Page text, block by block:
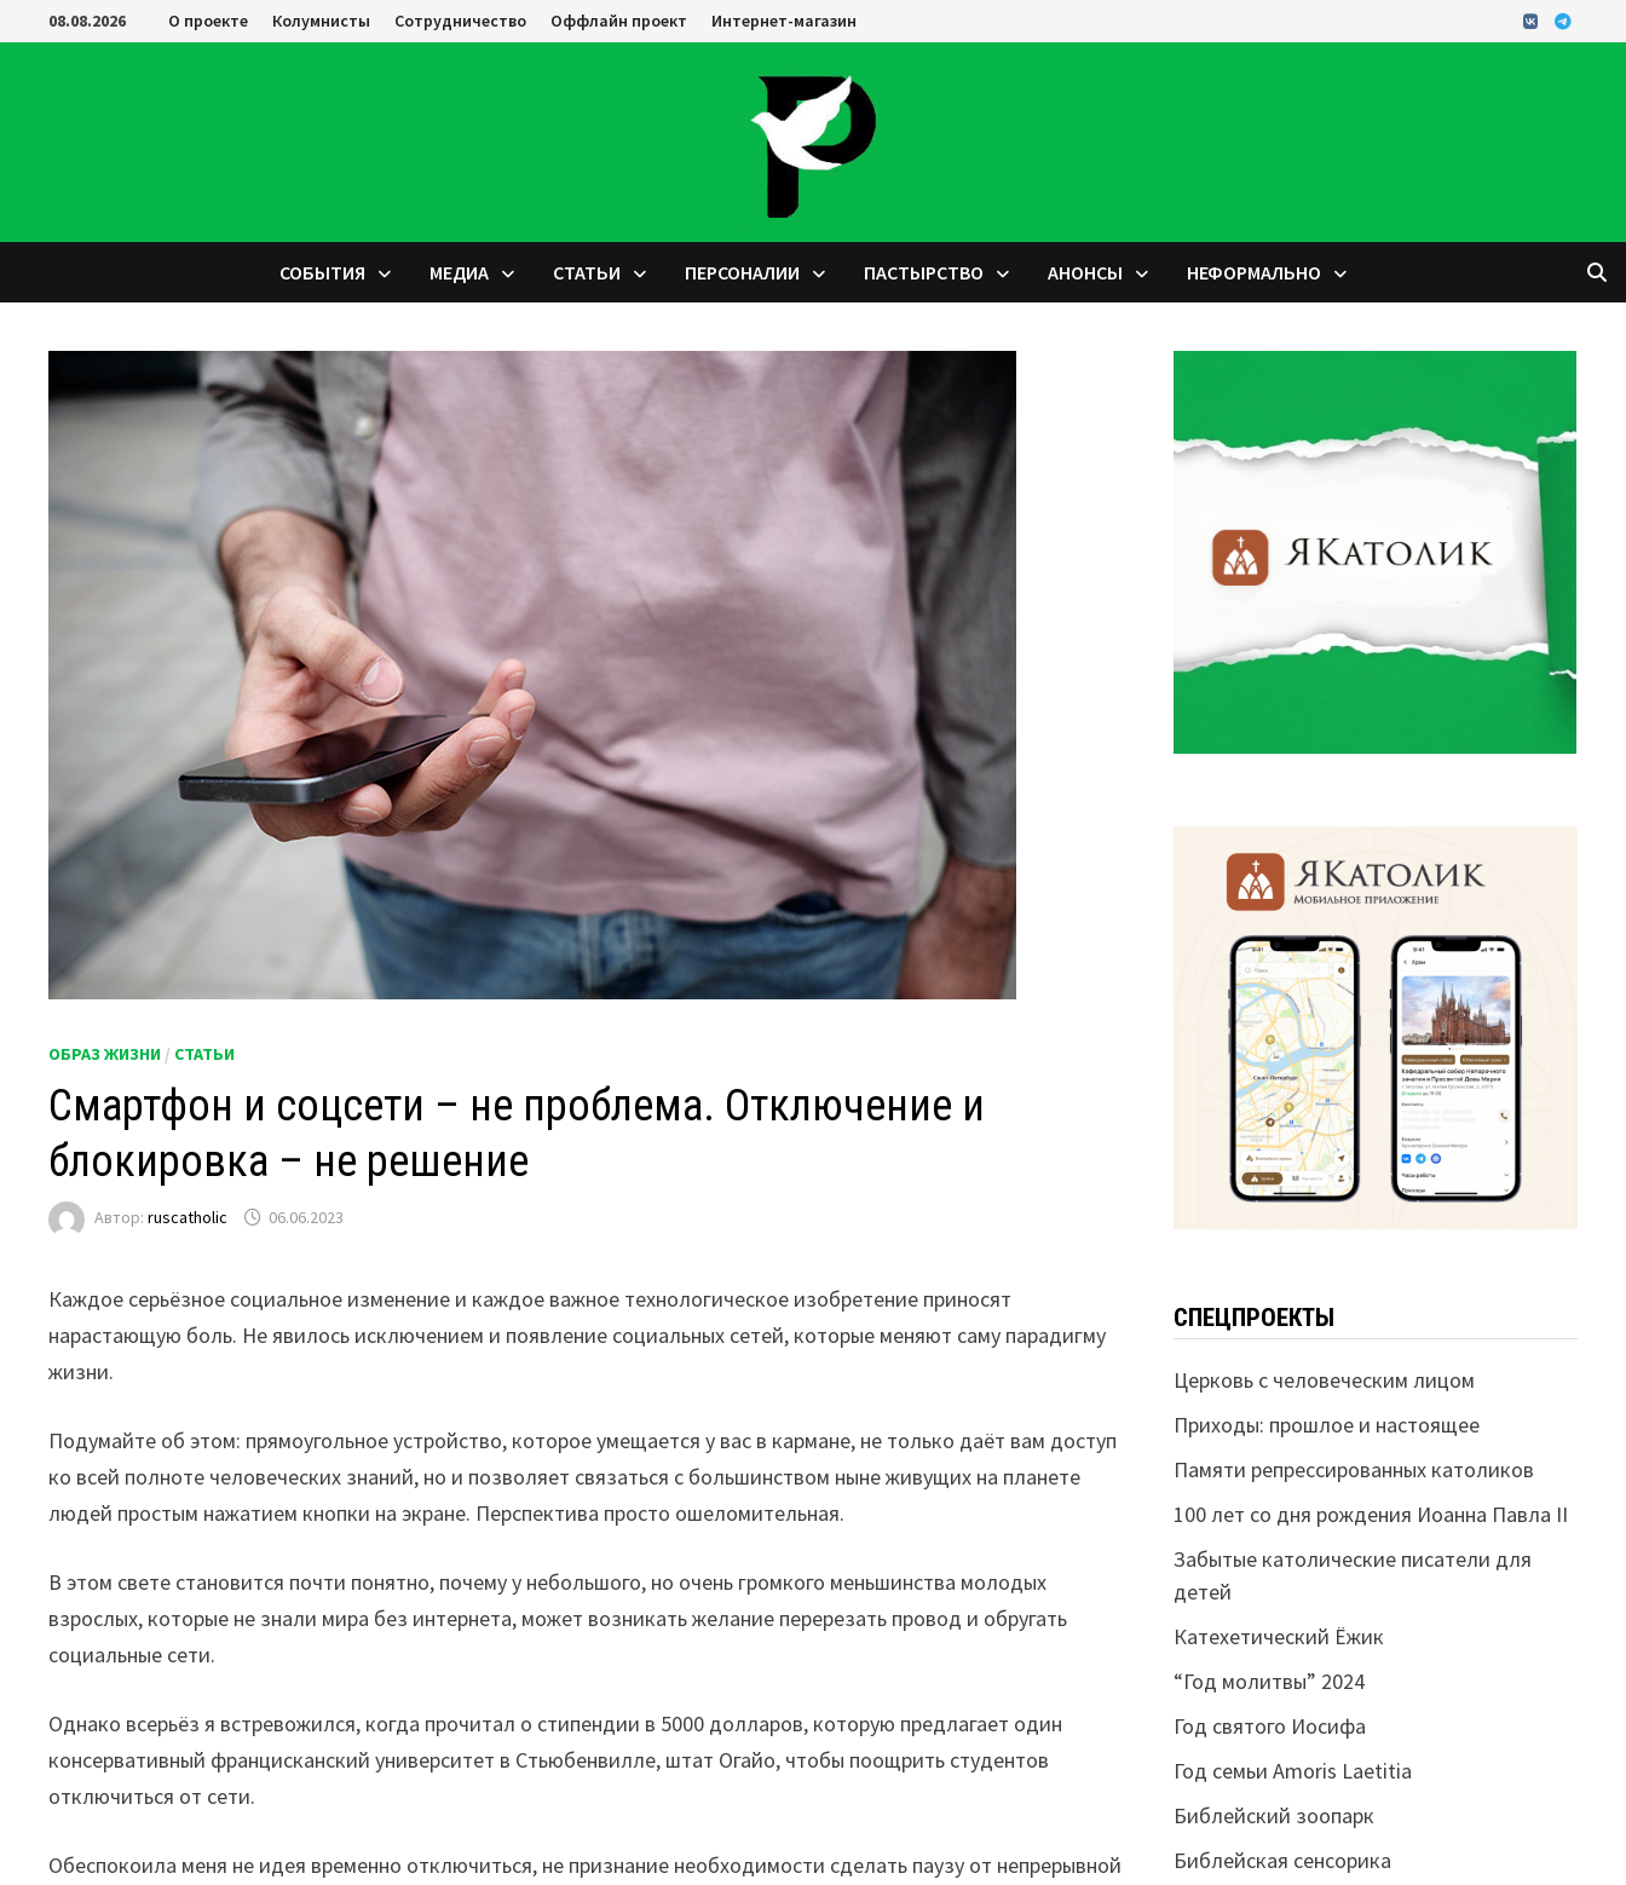
Перейти
к
08.08.2026 О проекте Колумнисты Сотрудничество Оффлайн проект Интернет-магазин
СОБЫТИЯ МЕДИА СТАТЬИ ПЕРСОНАЛИИ ПАСТЫРСТВО АНОНСЫ НЕФОРМАЛЬНО
ОБРАЗ ЖИЗНИ / СТАТЬИ
Смартфон и соцсети – не проблема. Отключение и
блокировка – не решение
Автор:ruscatholic 06.06.2023
Каждое серьёзное социальное изменение и каждое важное технологическое изобретение приносят
нарастающую боль. Не явилось исключением и появление социальных сетей, которые меняют саму парадигму
жизни.
Подумайте об этом: прямоугольное устройство, которое умещается у вас в кармане, не только даёт вам доступ
ко всей полноте человеческих знаний, но и позволяет связаться с большинством ныне живущих на планете
людей простым нажатием кнопки на экране. Перспектива просто ошеломительная.
В этом свете становится почти понятно, почему у небольшого, но очень громкого меньшинства молодых
взрослых, которые не знали мира без интернета, может возникать желание перерезать провод и обругать
социальные сети.
Однако всерьёз я встревожился, когда прочитал о стипендии в 5000 долларов, которую предлагает один
консервативный францисканский университет в Стьюбенвилле, штат Огайо, чтобы поощрить студентов
отключиться от сети.
Обеспокоила меня не идея временно отключиться, не признание необходимости сделать паузу от непрерывной
СПЕЦПРОЕКТЫ
Церковь с человеческим лицом
Приходы: прошлое и настоящее
Памяти репрессированных католиков
100 лет со дня рождения Иоанна Павла II
Забытые католические писатели для
детей
Катехетический Ёжик
“Год молитвы” 2024
Год святого Иосифа
Год семьи Amoris Laetitia
Библейский зоопарк
Библейская сенсорика